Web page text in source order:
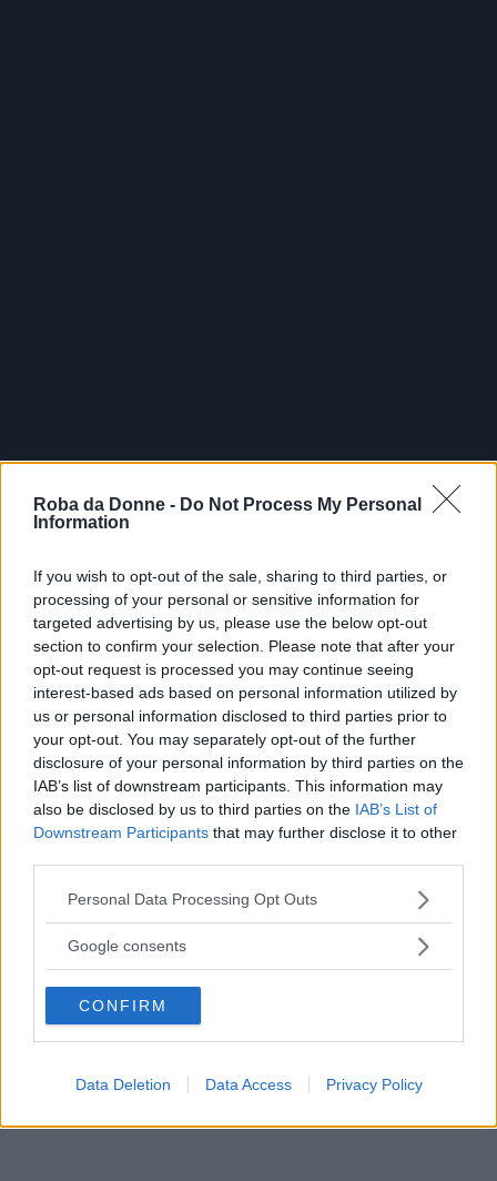
Roba da Donne - Do Not Process My Personal
Information
If you wish to opt-out of the sale, sharing to third parties, or
processing of your personal or sensitive information for
targeted advertising by us, please use the below opt-out
section to confirm your selection. Please note that after your
opt-out request is processed you may continue seeing
interest-based ads based on personal information utilized by
us or personal information disclosed to third parties prior to
your opt-out. You may separately opt-out of the further
disclosure of your personal information by third parties on the
IAB’s list of downstream participants. This information may
also be disclosed by us to third parties on the IAB’s List of
Downstream Participants that may further disclose it to other
Please note that this website/app uses one or more Google
not limited to your visit or usage behaviour. You may click to
use your data for below specified purposes in below Google
consent section.
Personal Data Processing Opt Outs
Google consents
CONFIRM
Data Deletion Data Access Privacy Policy
FOTO1DI 16 INGRANDISCI
Condividi su Facebook